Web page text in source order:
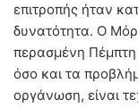
επιτροπής ήταν
δυνατότητα. Ο
περασμένη Πέμπτη
όσο και τα
οργάνωση, είναι